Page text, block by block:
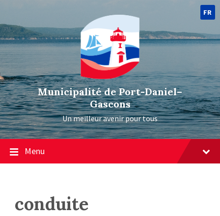
FR
Municipalité de Port-Daniel–
Gascons
Un meilleur avenir pour tous
Menu
conduite